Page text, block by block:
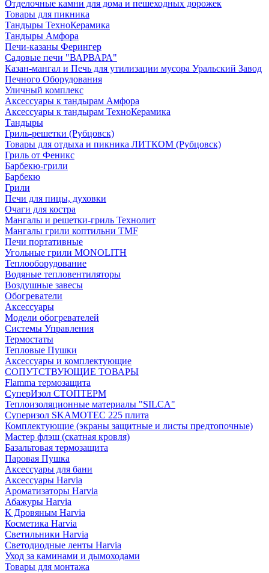
Отделочные камни для дома и пешеходных дорожек
Товары для пикника
Тандыры ТехноКерамика
Тандыры Амфора
Печи-казаны Ферингер
Садовые печи "ВАРВАРА"
Казан-мангал и Печь для утилизации мусора Уральский Завод
Печного Оборудования
Уличный комплекс
Аксессуары к тандырам Амфора
Аксессуары к тандырам ТехноКерамика
Тандыры
Гриль-решетки (Рубцовск)
Товары для отдыха и пикника ЛИТКОМ (Рубцовск)
Гриль от Феникс
Барбекю-грили
Барбекю
Грили
Печи для пицы, духовки
Очаги для костра
Мангалы и решетки-гриль Технолит
Мангалы грили коптильни TMF
Печи портативные
Угольные грили MONOLITH
Теплооборудование
Водяные тепловентиляторы
Воздушные завесы
Обогреватели
Аксессуары
Модели обогревателей
Системы Управления
Термостаты
Тепловые Пушки
Аксессуары и комплектующие
СОПУТСТВУЮЩИЕ ТОВАРЫ
Flamma термозащита
СуперИзол СТОПТЕРМ
Теплоизоляционные материалы "SILCA"
Суперизол SKAMOTEC 225 плита
Комплектующие (экраны защитные и листы предтопочные)
Мастер флэш (скатная кровля)
Базальтовая термозащита
Паровая Пушка
Аксессуары для бани
Аксессуары Harvia
Ароматизаторы Harvia
Абажуры Harvia
К Дровяным Harvia
Косметика Harvia
Светильники Harvia
Светодиодные ленты Harvia
Уход за каминами и дымоходами
Товары для монтажа